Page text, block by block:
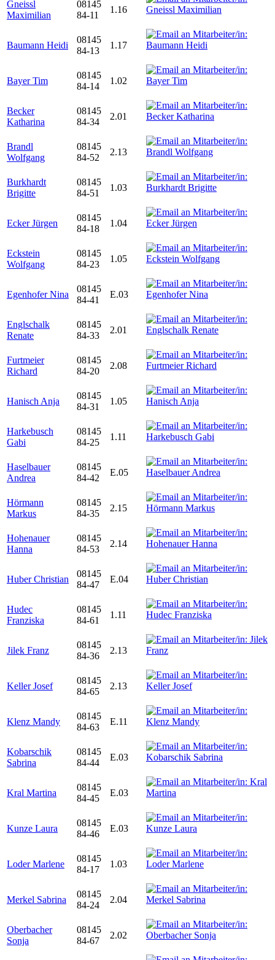
Gneissl
Maximilian
08145
84-11
1.16
Baumann Heidi
08145
84-13
1.17
Bayer Tim
08145
84-14
1.02
Becker
Katharina
08145
84-34
2.01
Brandl
Wolfgang
08145
84-52
2.13
Burkhardt
Brigitte
08145
84-51
1.03
Ecker Jürgen
08145
84-18
1.04
Eckstein
Wolfgang
08145
84-23
1.05
Egenhofer Nina
08145
84-41
E.03
Englschalk
Renate
08145
84-33
2.01
Furtmeier
Richard
08145
84-20
2.08
Hanisch Anja
08145
84-31
1.05
Harkebusch
Gabi
08145
84-25
1.11
Haselbauer
Andrea
08145
84-42
E.05
Hörmann
Markus
08145
84-35
2.15
Hohenauer
Hanna
08145
84-53
2.14
Huber Christian
08145
84-47
E.04
Hudec
Franziska
08145
84-61
1.11
Jilek Franz
08145
84-36
2.13
Keller Josef
08145
84-65
2.13
Klenz Mandy
08145
84-63
E.11
Kobarschik
Sabrina
08145
84-44
E.03
Kral Martina
08145
84-45
E.03
Kunze Laura
08145
84-46
E.03
Loder Marlene
08145
84-17
1.03
Merkel Sabrina
08145
84-24
2.04
Oberbacher
Sonja
08145
84-67
2.02